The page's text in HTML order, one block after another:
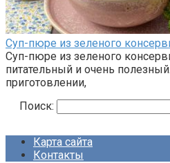
Суп-пюре из зеленого
Суп-пюре из зеленого
питательный и очень
приготовлении,
Поиск:
Карта сайта
Контакты